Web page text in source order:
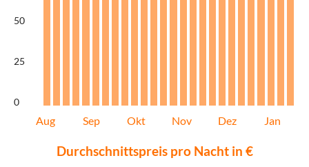
50
25
0
Aug Sep Okt Nov Dez Jan
Durchschnittspreis pro Nacht in €